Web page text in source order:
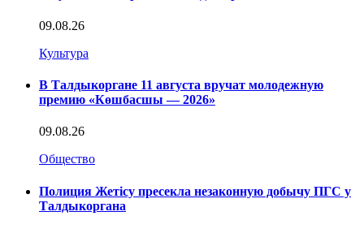
09.08.26
Культура
В Талдыкоргане 11 августа вручат молодежную
премию «Көшбасшы — 2026»
09.08.26
Общество
Полиция Жетісу пресекла незаконную добычу ПГС у
Талдыкоргана